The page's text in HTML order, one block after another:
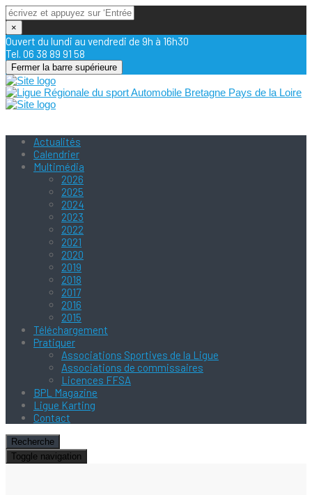
×
Ouvert du lundi au vendredi de 9h à 16h30
Tel. 06 38 89 91 58
Fermer la barre supérieure
Actualités
Calendrier
Multimédia
2026
2025
2024
2023
2022
2021
2020
2019
2018
2017
2016
2015
Téléchargement
Pratiquer
Associations Sportives de la Ligue
Associations de commissaires
Licences FFSA
BPL Magazine
Ligue Karting
Contact
Recherche
Toggle navigation